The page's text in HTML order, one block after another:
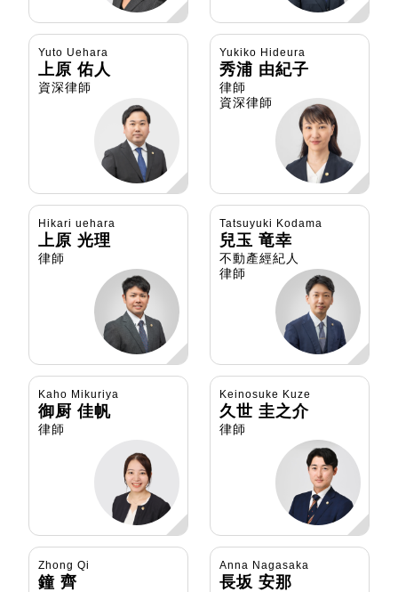
Yuto Uehara
上原 佑人
資深律師
Yukiko Hideura
秀浦 由紀子
律師
資深律師
Hikari uehara
上原 光理
律師
Tatsuyuki Kodama
兒玉 竜幸
不動產經紀人
律師
Kaho Mikuriya
御厨 佳帆
律師
Keinosuke Kuze
久世 圭之介
律師
Zhong Qi
鐘 齊
Anna Nagasaka
長坂 安那